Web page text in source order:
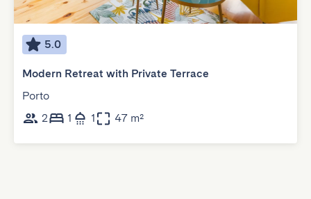
5.0
Modern Retreat with Private Terrace
Porto
2
1 1 47 m²